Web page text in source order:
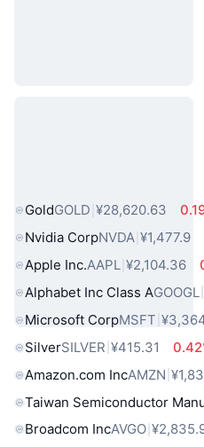
GoldGOLD ¥28,620.63
Nvidia CorpNVDA ¥1,477.9
Apple Inc.AAPL ¥2,104.36
Alphabet Inc Class AGOOGL
Microsoft CorpMSFT
SilverSILVER ¥415.31
Amazon.com IncAMZN
Taiwan Semiconductor
Broadcom IncAVGO